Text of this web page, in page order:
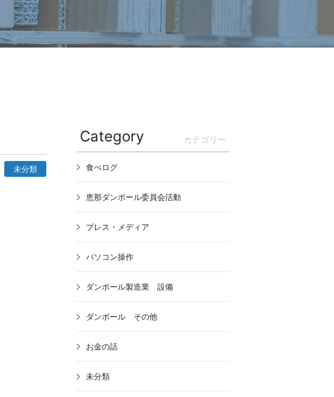
未分類
Category カテゴリー
食べログ
恵那ダンボール委員会活動
プレス・メディア
パソコン操作
ダンボール製造業 設備
ダンボール その他
お金の話
未分類